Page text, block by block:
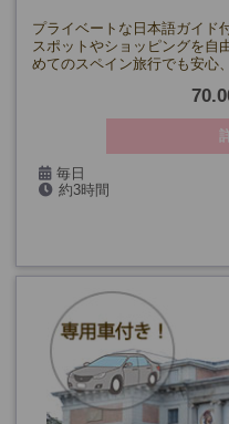
プライベートな日本語ガイド
スポットやショッピングを自
めてのスペイン旅行でも安心
毎日
約3時間